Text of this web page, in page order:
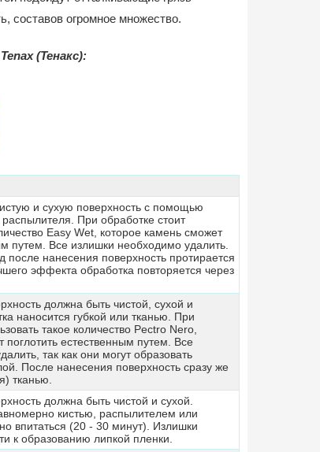
составов огромное множество.
(Тенакс):
и сухую поверхность с помощью
распылителя. При обработке стоит
Easy Wet, которое камень сможет
путем. Все излишки необходимо удалить.
после нанесения поверхность протирается
эффекта обработка повторяется через
должна быть чистой, сухой и
наносится губкой или тканью. При
такое количество Pectro Nero,
поглотить естественным путем. Все
так как они могут образовать
После нанесения поверхность сразу же
тканью.
должна быть чистой и сухой.
кистью, распылителем или
впитаться (20 - 30 минут). Излишки
к образованию липкой пленки.